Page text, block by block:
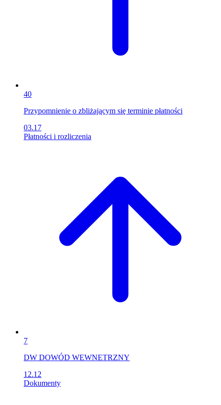
40
Przypomnienie o zbliżającym się terminie płatności
03.17
Płatności i rozliczenia
7
DW DOWÓD WEWNETRZNY
12.12
Dokumenty